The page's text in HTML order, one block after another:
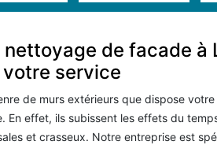
de facade à
votre service
de murs extérieurs que dispose
En effet, ils subissent les effets du
et crasseux. Notre entreprise est